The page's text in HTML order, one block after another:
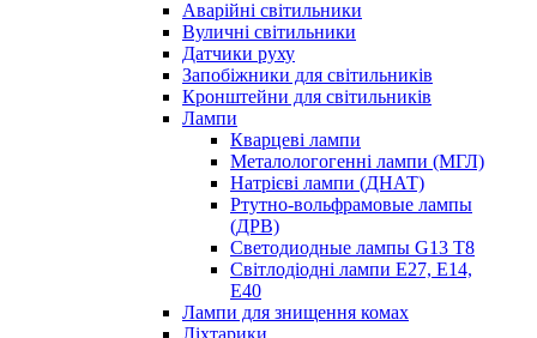
Аварійні світильники
Вуличні світильники
Датчики руху
Запобіжники для світильників
Кронштейни для світильників
Лампи
Кварцеві лампи
Металологогенні лампи (МГЛ)
Натрієві лампи (ДНАТ)
Ртутно-вольфрамовые лампы
(ДРВ)
Светодиодные лампы G13 Т8
Світлодіодні лампи E27, E14,
E40
Лампи для знищення комах
Ліхтарики